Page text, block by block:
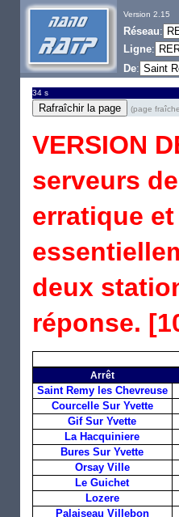
Version 2.15
Réseau:
Ligne:
De:
33 s
(page
VERSION
serveurs
erratique
deux
réponse.
Arrêt
Saint Remy les Chevreuse
Courcelle Sur Yvette
Gif Sur Yvette
La Hacquiniere
Bures Sur Yvette
Orsay Ville
Le Guichet
Lozere
Palaiseau Villebon